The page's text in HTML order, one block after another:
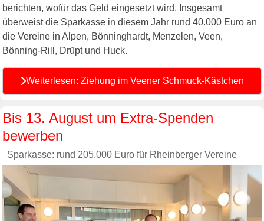
berichten, wofür das Geld eingesetzt wird. Insgesamt
überweist die Sparkasse in diesem Jahr rund 40.000 Euro an
die Vereine in Alpen, Bönninghardt, Menzelen, Veen,
Bönning-Rill, Drüpt und Huck.
Weiterlesen: Ziehung im Veener Schmuck-Kästchen
Bis 13. August um Extra-Spenden
bewerben
Sparkasse: rund 205.000 Euro für Rheinberger Vereine